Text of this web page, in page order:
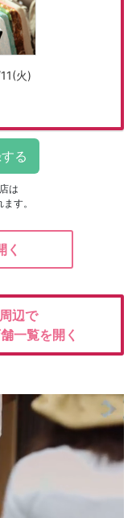
火)
は
す。
く
周辺で
一覧を開く